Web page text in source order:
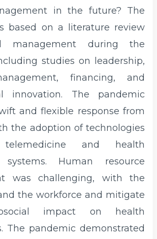
in the future? The
based on a literature review
management during the
studies on leadership,
financing, and
innovation. The pandemic
and flexible response from
the adoption of technologies
and health
systems. Human resource
was challenging, with the
the workforce and mitigate
impact on health
The pandemic demonstrated